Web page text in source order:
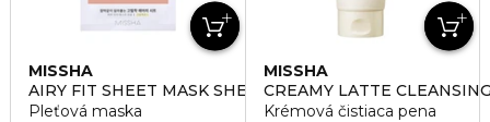
MISSHA
AIRY FIT SHEET MASK SHEA BUTTER
Pleťová maska
MISSHA
CREAMY LATTE
Krémová čistiaca pena